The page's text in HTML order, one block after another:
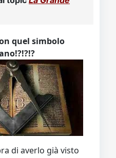
quel simbolo
di averlo già visto